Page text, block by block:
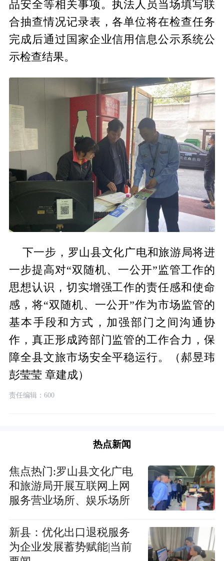
品安全等相关事项。执法人员当场填写联
合抽查情况记录表，各单位将在检查任务
完成后通过国家企业信用信息公示系统公
示检查结果。
下一步，罗山县文化广电和旅游局将进
一步提高对“双随机、一公开”监管工作的
思想认识，切实增强工作的责任感和使命
感，将“双随机、一公开”作为市场监管的
基本手段和方式，加强部门之间沟通协
作，真正形成跨部门监管的工作合力，保
障全县文旅市场安全平稳运行。（郝昱玮
彭莹莹 章建成）
责任编辑：600
热点新闻
焦点热门:​罗山县文化广电
和旅游局开展互联网上网
服务营业场所、娱乐场所
联合检查行动
​新县：优化出口退税服务
为企业发展蓄势赋能|当前